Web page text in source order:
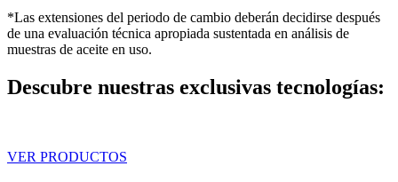
*Las extensiones del periodo de cambio deberán decidirse después
de una evaluación técnica apropiada sustentada en análisis de
muestras de aceite en uso.
Descubre nuestras exclusivas tecnologías:
VER PRODUCTOS